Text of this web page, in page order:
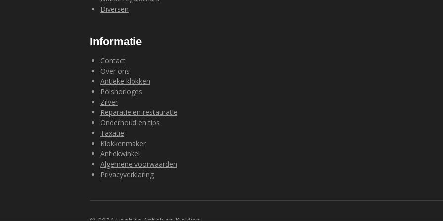
Diversen
Informatie
Contact
Over ons
Antieke klokken
Polshorloges
Zilver
Reparatie en restauratie
Onderhoud en tips
Taxatie
Klokkenmaker
Antiekwinkel
Algemene voorwaarden
Privacyverklaring